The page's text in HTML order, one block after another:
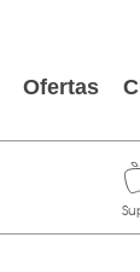
Ofertas